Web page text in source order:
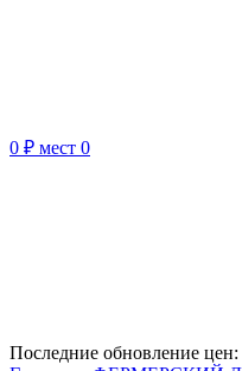
0 ₽ мест 0
Последние обновление цен: